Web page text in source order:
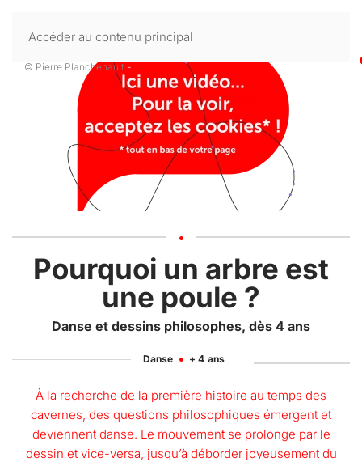
Accéder au contenu principal
© Pierre Planchenault -
Pourquoi un arbre est
une poule ?
Danse et dessins philosophes, dès 4 ans
Danse + 4 ans
À la recherche de la première histoire au temps des
cavernes, des questions philosophiques émergent et
deviennent danse. Le mouvement se prolonge par le
dessin et vice-versa, jusqu’à déborder joyeusement du